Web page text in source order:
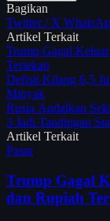
Bagikan
Twitter / X
Artikel Terkait
Trump Gagal
Tertekan
Defisit Kilang 6,5
Minyak
Rusia Andalkan
3 Jadi Tandingan
Artikel Terkait
Pasar
Trump Gagal
dan Rupiah